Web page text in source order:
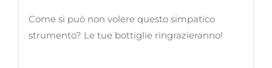
Come si può non volere questo simpatico
strumento? Le tue bottiglie ringrazieranno!